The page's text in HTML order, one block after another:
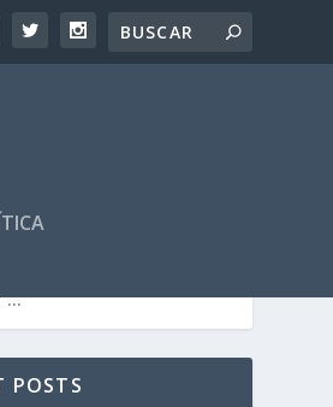
POSTS